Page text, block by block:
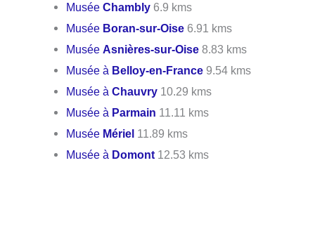
MuséeChambly 6.9 kms
Musée Boran-sur-Oise 6.91 kms
MuséeAsnières-sur-Oise 8.83 kms
Musée à Belloy-en-France 9.54 kms
Musée àChauvry 10.29 kms
Musée à Parmain 11.11 kms
Musée Mériel 11.89 kms
Musée à Domont 12.53 kms